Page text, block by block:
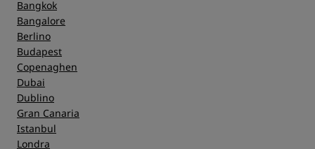
Bangkok
Bangalore
Berlino
Budapest
Copenaghen
Dubai
Dublino
Gran Canaria
Istanbul
Londra